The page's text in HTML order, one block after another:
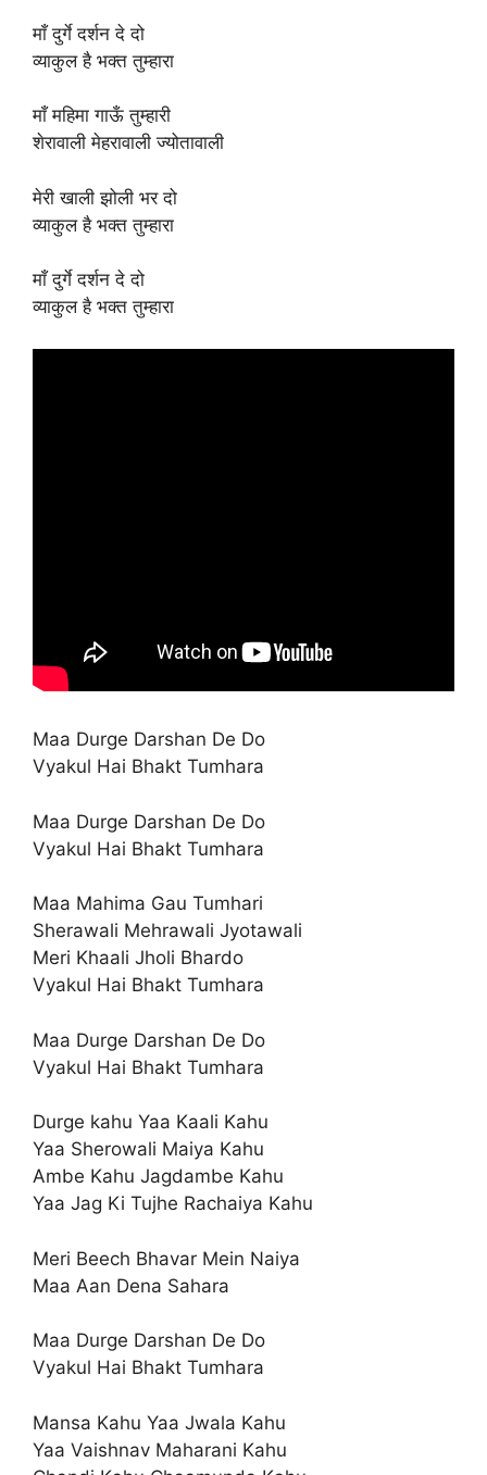
माँ दुर्गे दर्शन दे दो
व्याकुल है भक्त तुम्हारा
माँ महिमा गाऊँ तुम्हारी
शेरावाली मेहरावाली ज्योतावाली
मेरी खाली झोली भर दो
व्याकुल है भक्त तुम्हारा
माँ दुर्गे दर्शन दे दो
व्याकुल है भक्त तुम्हारा
Maa Durge Darshan De Do
Vyakul Hai Bhakt Tumhara
Maa Durge Darshan De Do
Vyakul Hai Bhakt Tumhara
Maa Mahima Gau Tumhari
Sherawali Mehrawali Jyotawali
Meri Khaali Jholi Bhardo
Vyakul Hai Bhakt Tumhara
Maa Durge Darshan De Do
Vyakul Hai Bhakt Tumhara
Durge kahu Yaa Kaali Kahu
Yaa Sherowali Maiya Kahu
Ambe Kahu Jagdambe Kahu
Yaa Jag Ki Tujhe Rachaiya Kahu
Meri Beech Bhavar Mein Naiya
Maa Aan Dena Sahara
Maa Durge Darshan De Do
Vyakul Hai Bhakt Tumhara
Mansa Kahu Yaa Jwala Kahu
Yaa Vaishnav Maharani Kahu